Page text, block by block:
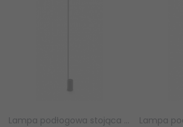
Lampa podłogowa stojąca LED czarna tuba minimalistyczna klasyczna nowoczesna Essence 371740 Ideal Lux